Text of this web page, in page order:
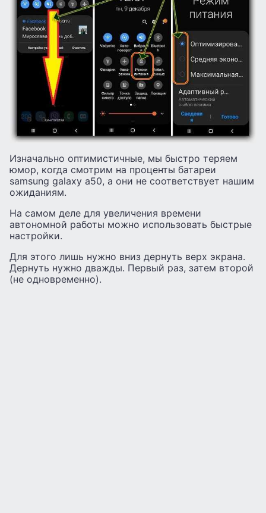
Изначально оптимистичные, мы быстро теряем
юмор, когда смотрим на проценты батареи
samsung galaxy a50, а они не соответствует нашим
ожиданиям.
На самом деле для увеличения времени
автономной работы можно использовать быстрые
настройки.
Для этого лишь нужно вниз дернуть верх экрана.
Дернуть нужно дважды. Первый раз, затем второй
(не одновременно).